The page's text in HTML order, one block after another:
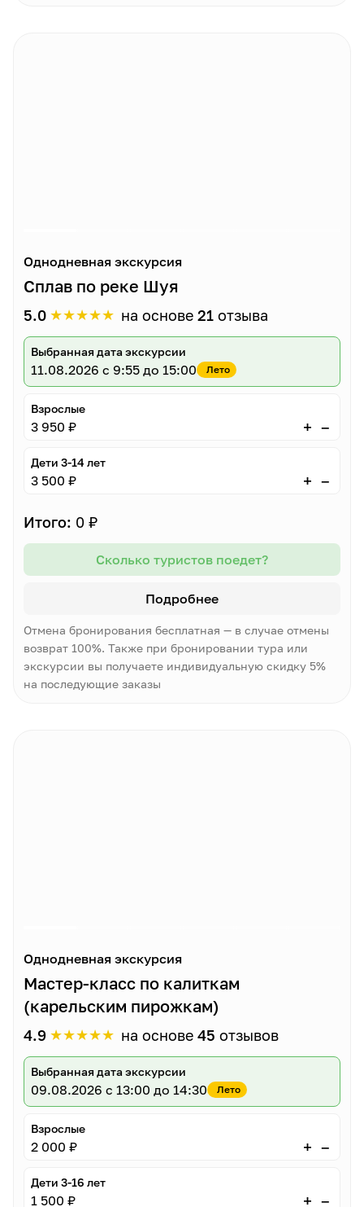
Однодневная экскурсия
Сплав по реке Шуя
5.0 ★★★★★ на основе 21 отзыва
Выбранная дата экскурсии
11.08.2026 с 9:55 до 15:00 Лето
Взрослые
3 950 ₽ + –
Дети 3-14 лет
3 500 ₽ + –
Итого: 0 ₽
Сколько туристов поедет?
Подробнее
Отмена бронирования бесплатная — в случае отмены
возврат 100%. Также при бронировании тура или
экскурсии вы получаете индивидуальную скидку 5%
на последующие заказы
Однодневная экскурсия
Мастер-класс по калиткам
(карельским пирожкам)
4.9 ★★★★★ на основе 45 отзывов
Выбранная дата экскурсии
09.08.2026 с 13:00 до 14:30 Лето
Взрослые
2 000 ₽ + –
Дети 3-16 лет
1 500 ₽ + –